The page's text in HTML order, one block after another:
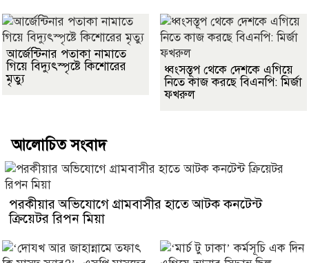
আর্জেন্টিনার পতাকা নামাতে
গিয়ে বিদ্যুৎস্পৃষ্টে কিশোরের
মৃত্যু
ধ্বংসস্তূপ থেকে দেশকে এগিয়ে
নিতে কাজ করছে বিএনপি: মির্জা
ফখরুল
আলোচিত সংবাদ
পরকীয়ার অভিযোগে গ্রামবাসীর হাতে আটক কনটেন্ট
ক্রিয়েটর রিপন মিয়া